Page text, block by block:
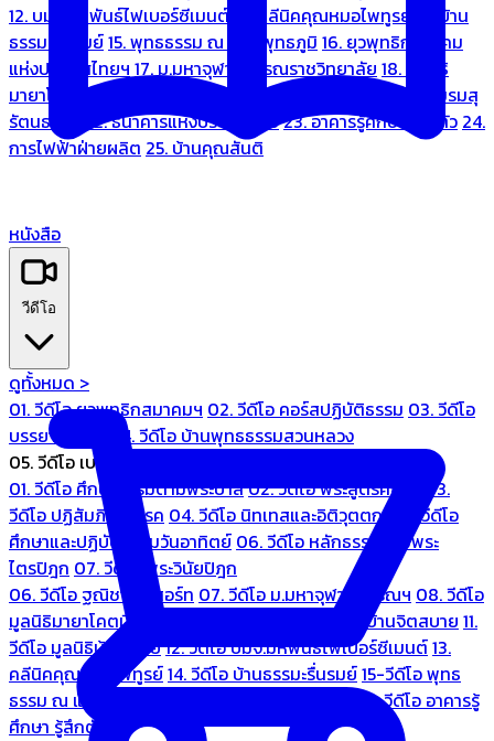
12. บมจ.มหพันธ์ไฟเบอร์ซีเมนต์
13. คลีนิคคุณหมอไพทูรย์
14. บ้าน
ธรรมะรื่นรมย์15. พุทธธรรม ณ แดนพุทธภูมิ 16. ยุวพุทธิกสมาคม
แห่งประเทศไทยฯ 17. ม.มหาจุฬาลงกรณราชวิทยาลัย 18. มูลนิธิ
มายาโคตมี
19. ariya wellness center
21. ชมรมสุ
รัตนธรรม
22. ธนาคารแห่งประเทศไทย23. อาคารรู้ศึกษารู้สึกตัว 24.
การไฟฟ้าฝ่ายผลิต 25. บ้านคุณสันติ
หนังสือ
วีดีโอ
ดูทั้งหมด >
01. วีดีโอ ยุวพุทธิกสมาคมฯ 02. วีดีโอ คอร์สปฏิบัติธรรม 03. วีดีโอ
บรรยายทั่วไป
04. วีดีโอ บ้านพุทธธรรมสวนหลวง
05. วีดีโอ เบนซ์ทองหล่อ
01. วีดีโอ ศึกษาธรรมตามพระบาลี02. วีดีโอ พระสูตรศึกษา
03.
วีดีโอ ปฏิสัมภิทามรรค 04. วีดีโอ นิทเทสและอิติวุตตกะ
05. วีดีโอ
ศึกษาและปฏิบัติธรรมวันอาทิตย์ 06. วีดีโอ หลักธรรมตามพระ
ไตรปิฎก 07. วีดีโอ พระวินัยปิฎก
06. วีดีโอ ฐณิชาฌ์รีสอร์ท 07. วีดีโอ ม.มหาจุฬาลงกรณฯ 08. วีดีโอ
มูลนิธิมายาโคตมี
10. วีดีโอ บ้านจิตสบาย 11.
วีดีโอ มูลนิธิบ้านอารีย์12. วีดีโอ บมจ.มหพันธ์ไฟเบอร์ซีเมนต์13.
คลีนิคคุณหมอไพทูรย์14. วีดีโอ บ้านธรรมะรื่นรมย์15-วีดีโอ พุทธ
ธรรม ณ แดนพุทธภูมิ
19. วีดีโอ อาคารรู้
ศึกษา รู้สึกตัว